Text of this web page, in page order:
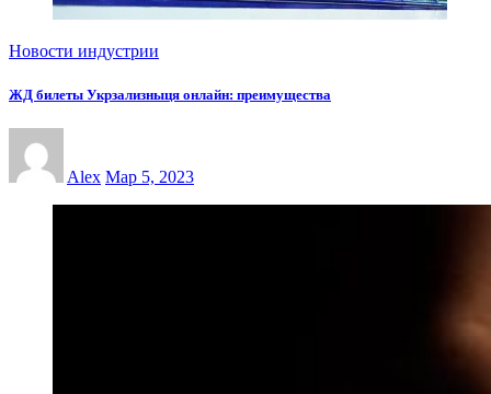
Новости индустрии
ЖД билеты Укрзализныця онлайн: преимущества
Alex Мар 5, 2023